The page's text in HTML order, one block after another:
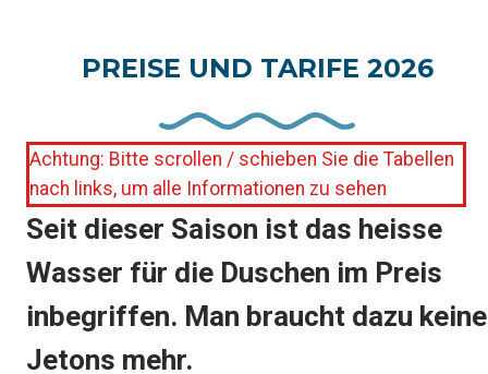
PREISE UND TARIFE 2026
Achtung: Bitte scrollen / schieben Sie die Tabellen
nach links, um alle Informationen zu sehen
Seit dieser Saison ist das heisse
Wasser für die Duschen im Preis
inbegriffen. Man braucht dazu keine
Jetons mehr.